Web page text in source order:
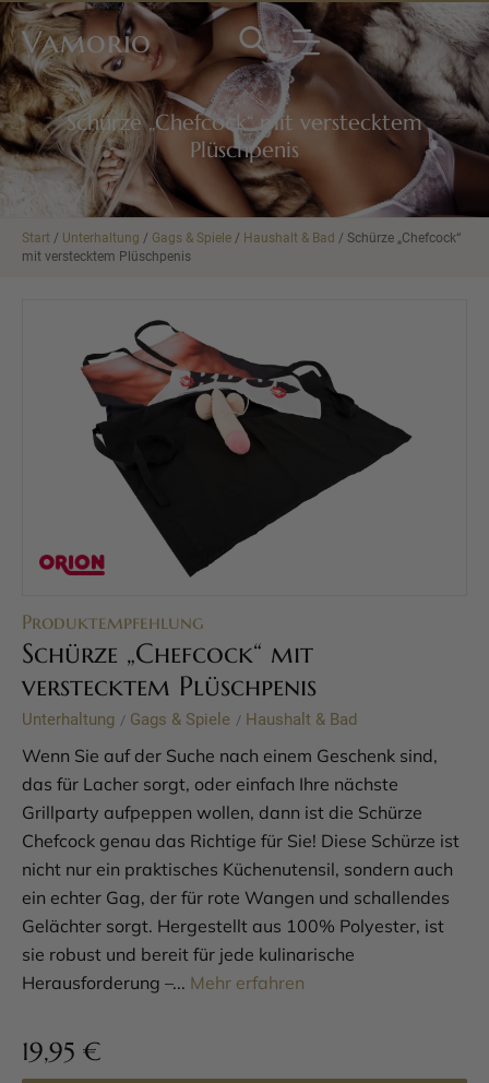
Vamorio
Schürze „Chefcock“ mit verstecktem
Plüschpenis
Start / Unterhaltung / Gags & Spiele / Haushalt & Bad / Schürze „Chefcock“
mit verstecktem Plüschpenis
Produktempfehlung
Schürze „Chefcock“ mit
verstecktem Plüschpenis
Unterhaltung / Gags & Spiele / Haushalt & Bad
Wenn Sie auf der Suche nach einem Geschenk sind,
das für Lacher sorgt, oder einfach Ihre nächste
Grillparty aufpeppen wollen, dann ist die Schürze
Chefcock genau das Richtige für Sie! Diese Schürze ist
nicht nur ein praktisches Küchenutensil, sondern auch
ein echter Gag, der für rote Wangen und schallendes
Gelächter sorgt. Hergestellt aus 100% Polyester, ist
sie robust und bereit für jede kulinarische
Herausforderung –... Mehr erfahren
19,95 €